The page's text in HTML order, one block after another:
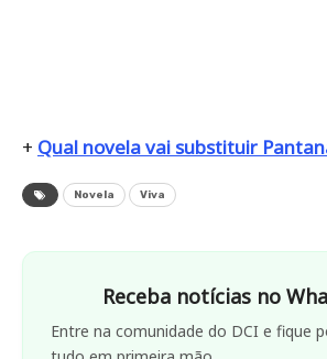
+ Qual novela vai substituir
Novela Viva
Receba notícias no
Entre na comunidade do DCI e fique